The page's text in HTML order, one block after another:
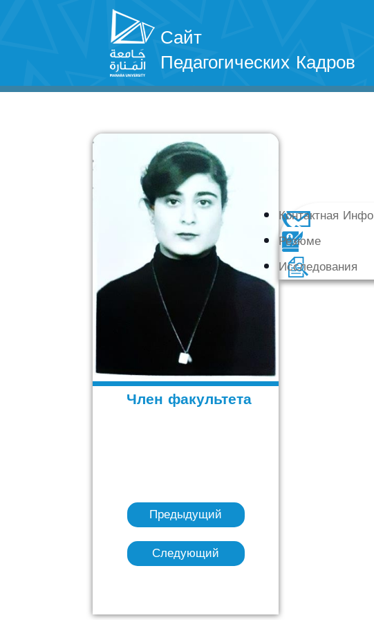
Сайт
Педагогических Кадров
Член факультета
Предыдущий
Следующий
Контактная Инфо
Резюме
Исследования